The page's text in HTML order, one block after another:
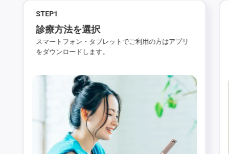
STEP1
診療方法を選択
スマートフォン・タブレットでご利用の方はアプリ
をダウンロードします。